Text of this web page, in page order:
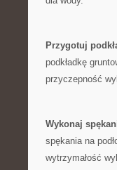
Przygotuj
podkładkę
przyczepność
Wykonaj
spękania na
wytrzymałość